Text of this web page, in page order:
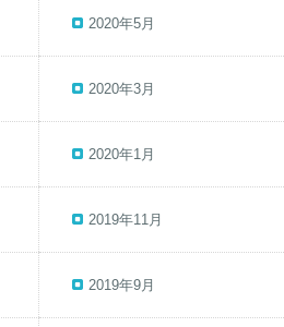
2020年5月
2020年3月
2020年1月
2019年11月
2019年9月